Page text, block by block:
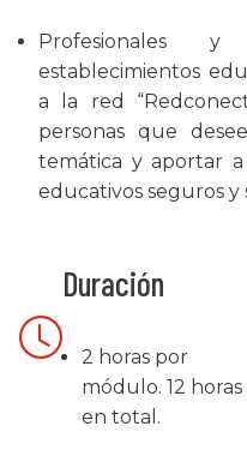
Profesionales
establecimientos
a la red
personas que
temática y aportar
educativos seguros y
Duración
2 horas por
módulo. 12 horas
en total.